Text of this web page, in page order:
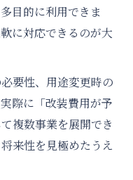
目的に利用できま
に対応できるのが大
要性、用途変更時の
際に「改装費用が予
複数事業を展開でき
来性を見極めたうえ